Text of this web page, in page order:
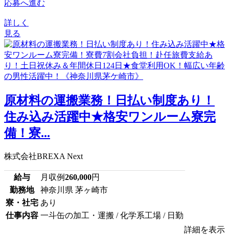
応募へ進む
詳しく
見る
原材料の運搬業務！日払い制度あり！
住み込み活躍中★格安ワンルーム寮完
備！寮...
株式会社BREXA Next
給与 月収例260,000円
勤務地
神奈川県 茅ヶ崎市
寮・社宅 あり
仕事内容 一斗缶の加工・運搬 / 化学系工場 / 日勤
詳細を表示